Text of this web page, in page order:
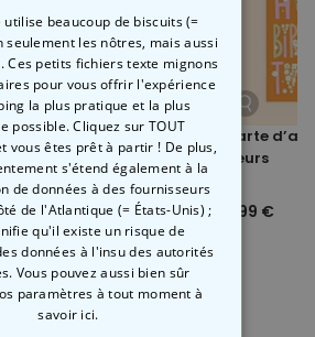
Fleurs des champs en
boîte
7,99 €
Carte
Fleurs
5,99 €
?
vous intéresser
beaucoup de biscuits (=
seulement les nôtres, mais aussi
Ces petits fichiers texte mignons
pour vous offrir l'expérience
la plus pratique et la plus
possible. Cliquez sur TOUT
vous êtes prêt à partir ! De plus,
s'étend également à la
de données à des fournisseurs
de l'Atlantique (= États-Unis) ;
qu'il existe un risque de
données à l'insu des autorités
Vous pouvez aussi bien sûr
paramètres à tout moment à
savoir ici.